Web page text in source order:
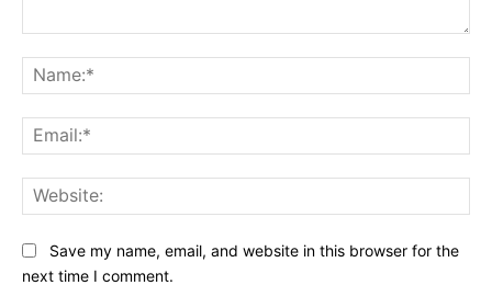
Save my name, email, and website in this browser for the
next time I comment.